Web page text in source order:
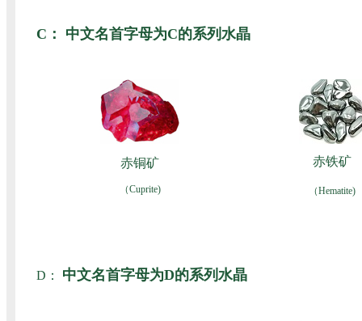
C： 中文名首字母为C的系列水晶
赤铜矿
（Cuprite)
赤铁矿
（Hematite)
D： 中文名首字母为D的系列水晶